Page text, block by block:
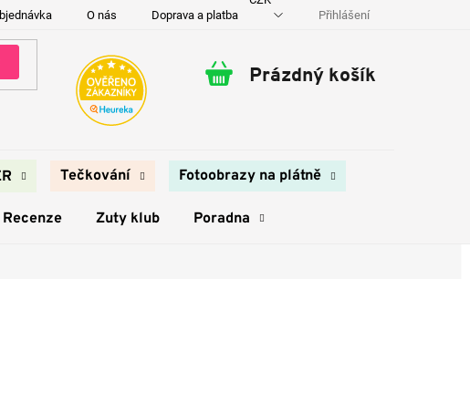
O nás Doprava a platba Kontakty Přihlášení
Nákupní
Prázdný košík
Tečkování Fotoobrazy na plátně
Recenze Zuty klub Poradna